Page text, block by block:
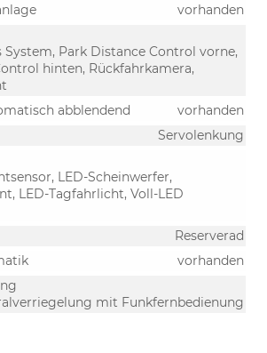
vorhanden
System, Park Distance Control vorne,
hinten, Rückfahrkamera,
abblendend
vorhanden
Servolenkung
LED-Scheinwerfer,
LED-Tagfahrlicht, Voll-LED
Reserverad
vorhanden
mit Funkfernbedienung